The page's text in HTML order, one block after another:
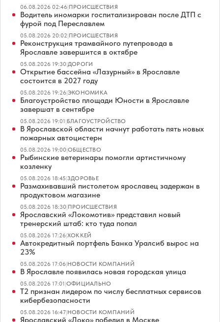
06.08.2026 02:46|ПРОИСШЕСТВИЯ
Водитель иномарки госпитализирован после ДТП с
фурой под Переславлем
05.08.2026 20:02|ПРОИСШЕСТВИЯ
Реконструкция трамвайного путепровода в
Ярославле завершится в октябре
05.08.2026 19:30|ДОРОГИ
Открытие бассейна «Лазурный» в Ярославле
состоится в 2027 году
05.08.2026 19:26|ЭКОНОМИКА
Благоустройство площади Юности в Ярославле
завершат в сентябре
05.08.2026 19:01|БЛАГОУСТРОЙСТВО
В Ярославской области начнут работать пять новых
пожарных автоцистерн
05.08.2026 19:00|ОБЩЕСТВО
Рыбинские ветеринары помогли артистичному
козленку
05.08.2026 18:45|ЗДОРОВЬЕ
Размахивавший пистолетом ярославец задержан в
продуктовом магазине
05.08.2026 18:30|ПРОИСШЕСТВИЯ
Ярославский «Локомотив» представил новый
тренерский штаб: кто туда попал
05.08.2026 17:26|ХОККЕЙ
Автокредитный портфель Банка Уралсиб вырос на
23%
05.08.2026 17:06|НОВОСТИ КОМПАНИЙ
В Ярославле появилась новая городская улица
05.08.2026 17:01|ОФИЦИАЛЬНО
Т2 признан лидером по числу бесплатных сервисов
кибербезопасности
05.08.2026 16:47|НОВОСТИ КОМПАНИЙ
Ярославский «Локо» победил в Москве